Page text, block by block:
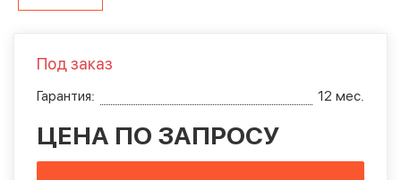
Под заказ
Гарантия: 12 мес.
ЦЕНА ПО ЗАПРОСУ